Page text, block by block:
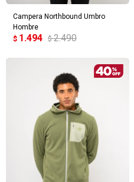
Campera Northbound Umbro
Hombre
$ 1.494 $ 2.490